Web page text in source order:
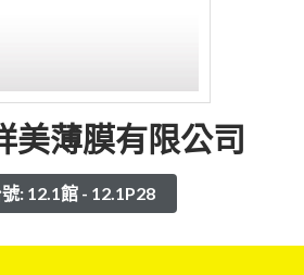
美薄膜有限公司
: 12.1館 - 12.1P28